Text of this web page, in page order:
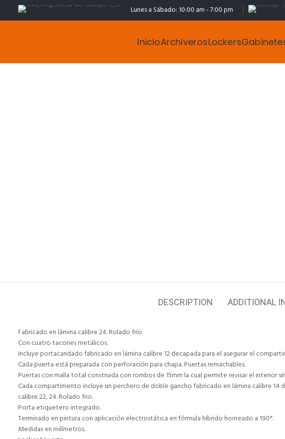
Lunes a Sábado: 10:00 am - 7:00 pm
InicioArchiverosLockers
DESCRIPTION ADDITIONAL
Fabricado en lámina calibre 24. Rolado frío.
Con cuatro tacones metálicos.
Incluye portacandado fabricado en lámina calibre 12 decapada para el asegurar el
Cada puerta está preparada con perforación para chapa. Puertas remachables.
Puertas con malla total construida con rombos de 15mm la cual permite revisar el interior
Cada compartimento incluye un perchero de doble gancho fabricado en lámina calibre 14
calibre 22, 24. Rolado frio.
Porta etiquetero integrado.
Terminado en pintura con aplicación electrostática en fórmula híbrido horneado a 190°.
Medidas en milímetros.